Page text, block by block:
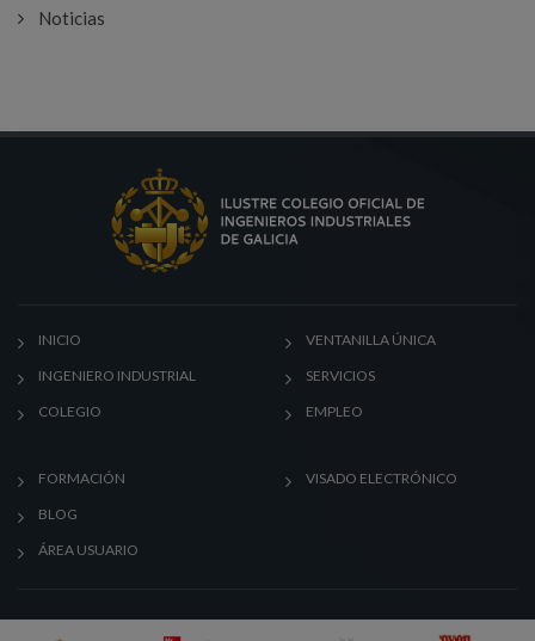
Noticias
INICIO
INGENIERO INDUSTRIAL
COLEGIO
VENTANILLA ÚNICA
SERVICIOS
EMPLEO
FORMACIÓN
BLOG
ÁREA USUARIO
VISADO ELECTRÓNICO